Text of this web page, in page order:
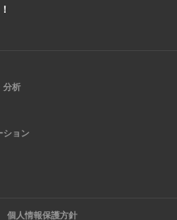
分析
ション
個人情報保護方針